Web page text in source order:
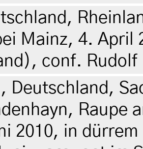
Mainz, 4. April
conf. Rudolf
Deutschland,
Raupe
2010, in